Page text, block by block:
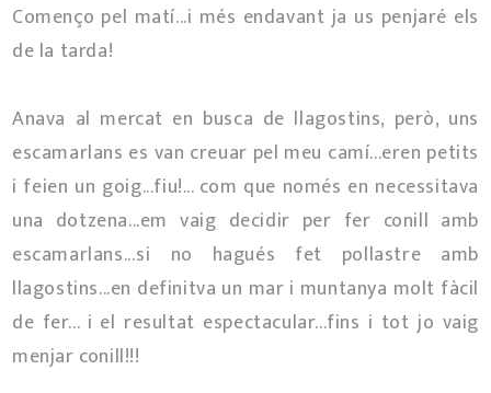
Començo pel matí...i més endavant ja us penjaré els
de la tarda!
Anava al mercat en busca de llagostins, però, uns
escamarlans es van creuar pel meu camí...eren petits
i feien un goig...fiu!... com que només en necessitava
una dotzena...em vaig decidir per fer conill amb
escamarlans...si no hagués fet pollastre amb
llagostins...en definitva un mar i muntanya molt fàcil
de fer... i el resultat espectacular...fins i tot jo vaig
menjar conill!!!